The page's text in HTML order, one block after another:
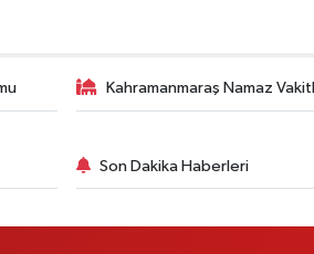
Kahramanmaraş Namaz
Son Dakika Haberleri